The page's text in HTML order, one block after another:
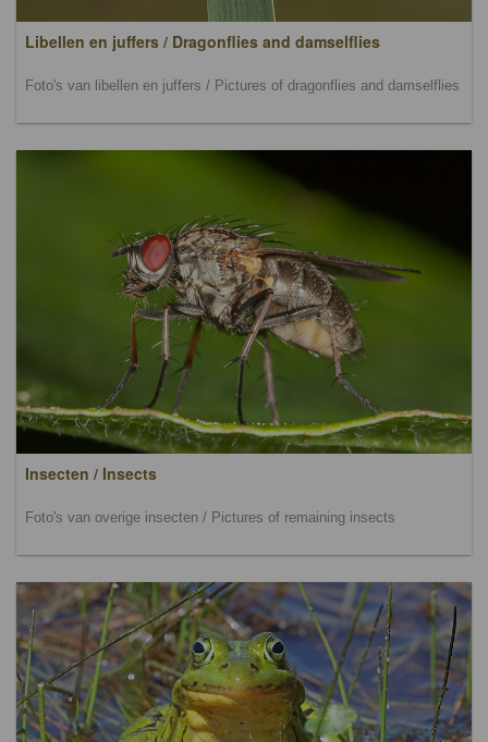
Libellen en juffers / Dragonflies and damselflies
Foto's van libellen en juffers / Pictures of dragonflies and damselflies
Insecten / Insects
Foto's van overige insecten / Pictures of remaining insects